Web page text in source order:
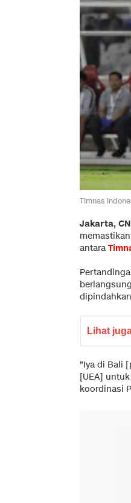
Timnas
Jakarta,
antara
Lihat
"Iya di Bali
[UEA]
koordinasi